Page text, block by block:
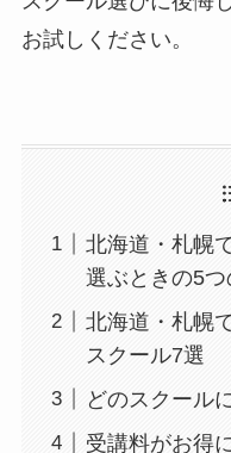
お試しください。
北海道・札幌
選ぶときの5つ
北海道・札幌
スクール7選
どのスクール
受講料がお得